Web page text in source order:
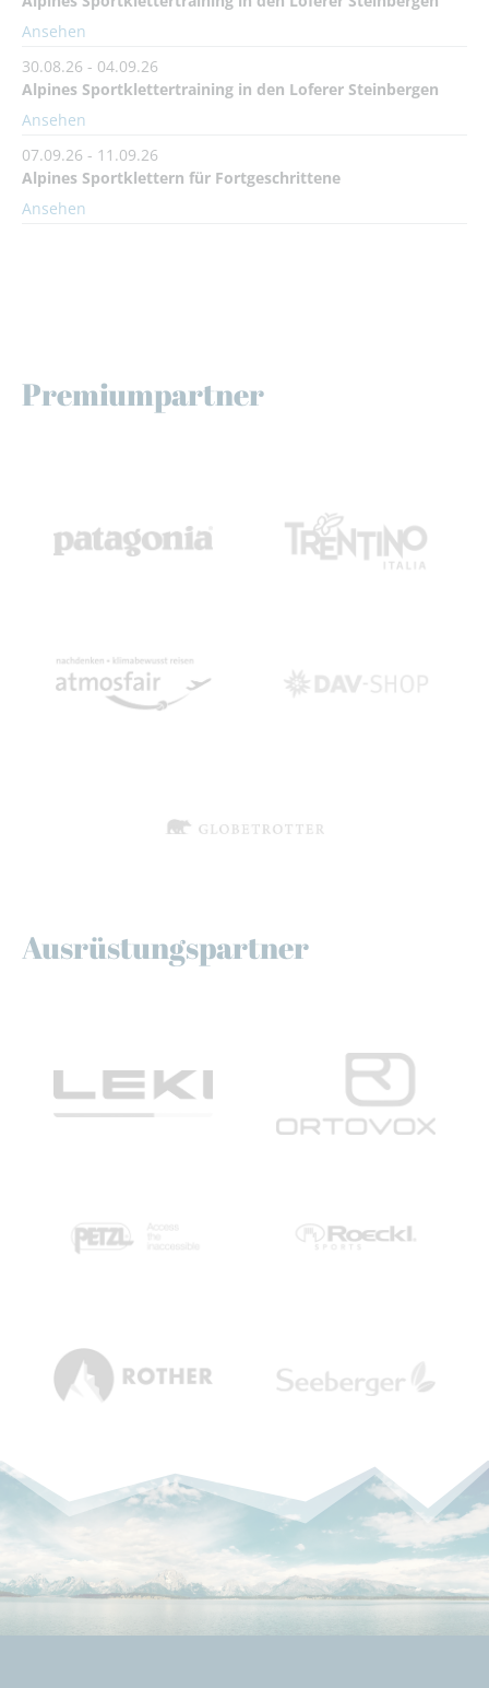
Ansehen
30.08.26 - 04.09.26
Alpines Sportklettertraining in den Loferer Steinbergen
Ansehen
07.09.26 - 11.09.26
Alpines Sportklettern für Fortgeschrittene
Ansehen
Premiumpartner
Ausrüstungspartner